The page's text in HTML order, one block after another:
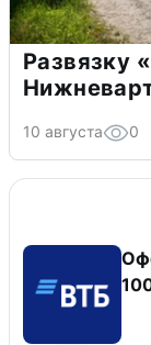
Развязку
10 августа 0